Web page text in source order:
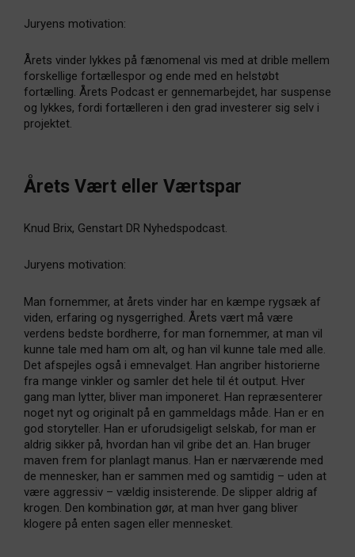
Juryens motivation:
Årets vinder lykkes på fænomenal vis med at drible mellem
forskellige fortællespor og ende med en helstøbt
fortælling. Årets Podcast er gennemarbejdet, har suspense
og lykkes, fordi fortælleren i den grad investerer sig selv i
projektet.
Årets Vært eller Værtspar
Knud Brix, Genstart DR Nyhedspodcast.
Juryens motivation:
Man fornemmer, at årets vinder har en kæmpe rygsæk af
viden, erfaring og nysgerrighed. Årets vært må være
verdens bedste bordherre, for man fornemmer, at man vil
kunne tale med ham om alt, og han vil kunne tale med alle.
Det afspejles også i emnevalget. Han angriber historierne
fra mange vinkler og samler det hele til ét output. Hver
gang man lytter, bliver man imponeret. Han repræsenterer
noget nyt og originalt på en gammeldags måde. Han er en
god storyteller. Han er uforudsigeligt selskab, for man er
aldrig sikker på, hvordan han vil gribe det an. Han bruger
maven frem for planlagt manus. Han er nærværende med
de mennesker, han er sammen med og samtidig – uden at
være aggressiv – vældig insisterende. De slipper aldrig af
krogen. Den kombination gør, at man hver gang bliver
klogere på enten sagen eller mennesket.